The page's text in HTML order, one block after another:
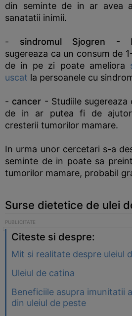
din seminte de in ar avea
sanatatii inimii.
- sindromul Sjogren -
sugereaza ca un consum de
de in pe zi poate ameliora
uscat la persoanele cu
- cancer - Studiile
de in ar putea fi de ajutor
cresterii tumorilor mamare.
In urma unor cercetari s-a
seminte de in poate sa
tumorilor mamare, probabil
Surse dietetice de ulei
Citeste si despre:
Mit si realitate despre uleiul
Uleiul de catina
Beneficiile asupra imunitatii
din uleiul de peste